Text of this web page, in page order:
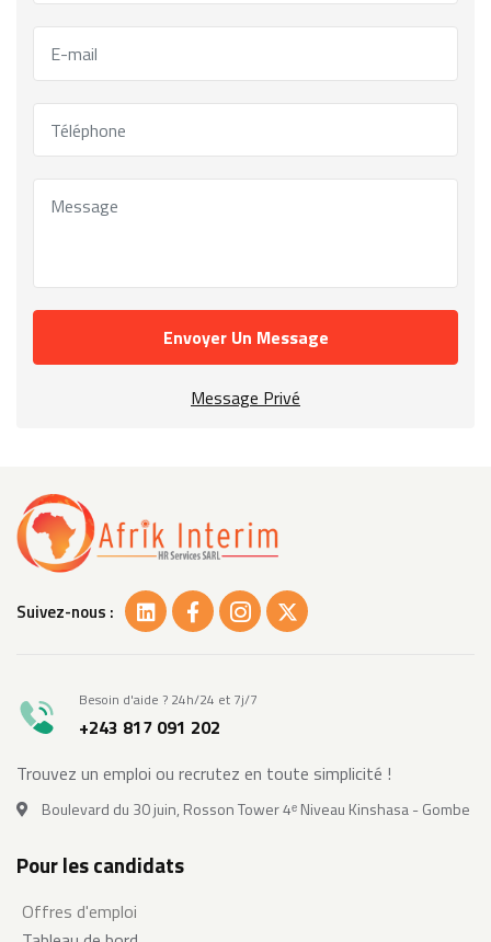
Envoyer Un Message
Message Privé
Suivez-nous :
Besoin d'aide ? 24h/24 et 7j/7
+243 817 091 202
Trouvez un emploi ou recrutez en toute simplicité !
Boulevard du 30 juin, Rosson Tower 4ᵉ Niveau Kinshasa - Gombe
Pour les candidats
Offres d'emploi